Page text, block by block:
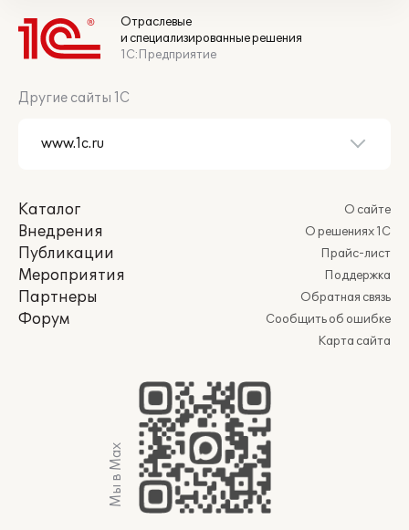
Отраслевые
и специализированные решения
1С:Предприятие
Другие сайты 1С
Каталог
Внедрения
Публикации
Мероприятия
Партнеры
Форум
О сайте
О решениях 1С
Прайс-лист
Поддержка
Обратная связь
Сообщить об ошибке
Карта сайта
Мы в Max